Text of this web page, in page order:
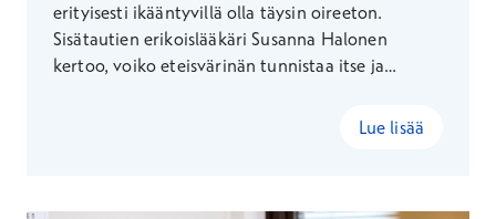
erityisesti ikääntyvillä olla täysin oireeton.
Sisätautien erikoislääkäri Susanna Halonen
kertoo, voiko eteisvärinän tunnistaa itse ja
Lue lisää